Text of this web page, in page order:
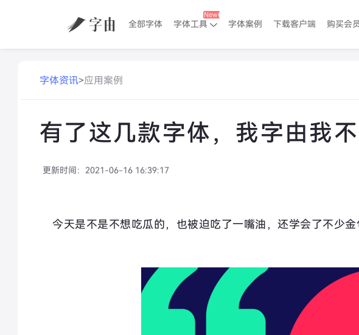
全部字体 字体工具 字体案例 下载客户端 购买会员
字体资讯>应用案例
有了这几款字体，我字由我不
更新时间： 2021-06-16 16:39:17
今天是不是不想吃瓜的，也被迫吃了一嘴油，还学会了不少